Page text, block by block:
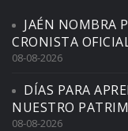
JAÉN NOMBRA
CRONISTA
08-08-2026
DÍAS PARA
NUESTRO
08-08-2026